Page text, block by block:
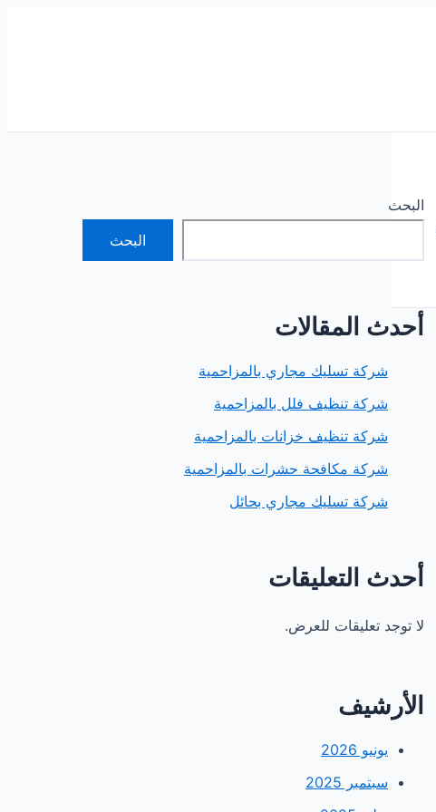
البحث
البحث
أحدث المقالات
شركة تسليك مجاري بالمزاحمية
شركة تنظيف فلل بالمزاحمية
شركة تنظيف خزانات بالمزاحمية
شركة مكافحة حشرات بالمزاحمية
شركة تسليك مجاري بحائل
أحدث التعليقات
لا توجد تعليقات للعرض.
الأرشيف
يونيو 2026
سبتمبر 2025